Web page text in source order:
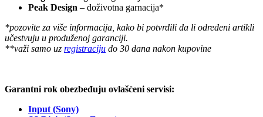
Peak Design – doživotna garnacija*
*pozovite za više informacija, kako bi potvrdili da li određeni artikli
učestvuju u produženoj garanciji.
**važi samo uz registraciju do 30 dana nakon kupovine
Garantni rok obezbeđuju ovlašćeni servisi:
Input (Sony)